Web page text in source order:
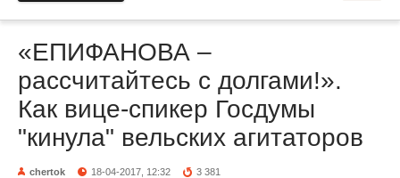
«ЕПИФАНОВА –
рассчитайтесь с долгами!».
Как вице-спикер Госдумы
"кинула" вельских агитаторов
chertok 18-04-2017, 12:32 3 381